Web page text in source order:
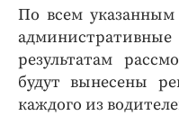
По всем
результатам
будут вынесены
каждого из